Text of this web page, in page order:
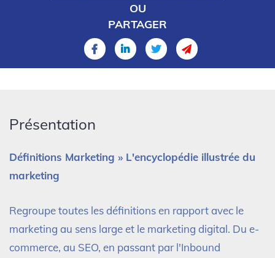
OU
PARTAGER
Présentation
Définitions Marketing » L'encyclopédie illustrée du
marketing
Regroupe toutes les définitions en rapport avec le
marketing au sens large et le marketing digital. Du e-
commerce, au SEO, en passant par l'Inbound